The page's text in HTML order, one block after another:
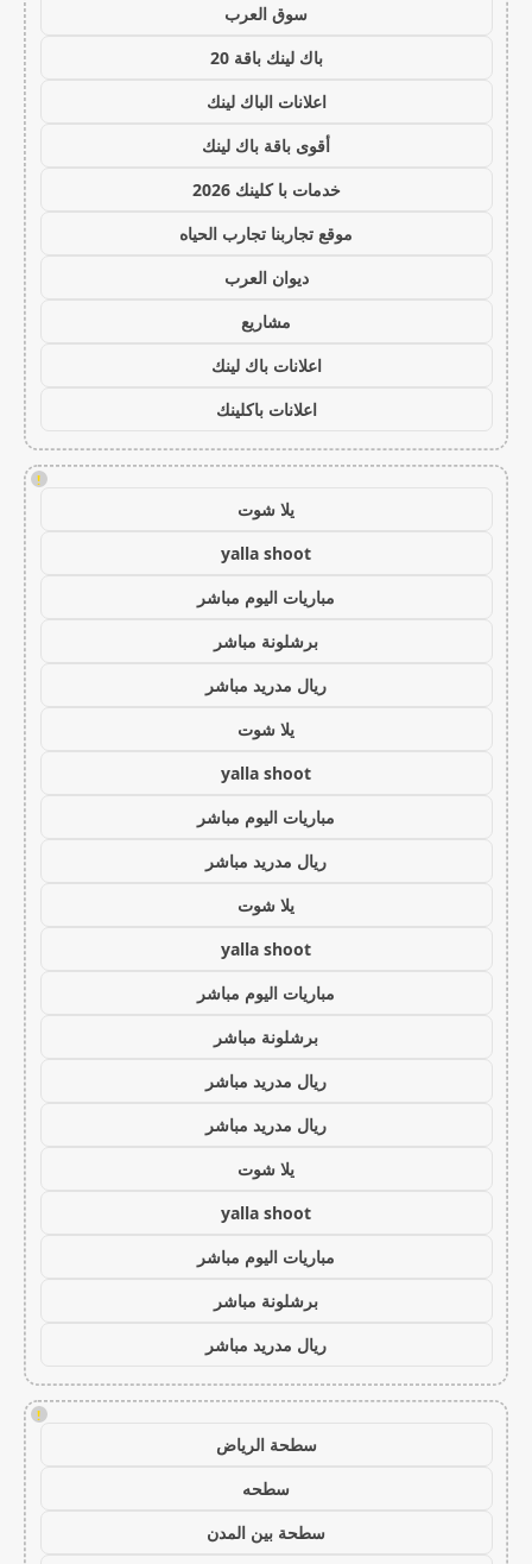
سوق العرب
باك لينك باقة 20
اعلانات الباك لينك
أقوى باقة باك لينك
خدمات با كلينك 2026
موقع تجاربنا تجارب الحياه
ديوان العرب
مشاريع
اعلانات باك لينك
اعلانات باكلينك
!
يلا شوت
yalla shoot
مباريات اليوم مباشر
برشلونة مباشر
ريال مدريد مباشر
يلا شوت
yalla shoot
مباريات اليوم مباشر
ريال مدريد مباشر
يلا شوت
yalla shoot
مباريات اليوم مباشر
برشلونة مباشر
ريال مدريد مباشر
ريال مدريد مباشر
يلا شوت
yalla shoot
مباريات اليوم مباشر
برشلونة مباشر
ريال مدريد مباشر
!
سطحة الرياض
سطحه
سطحة بين المدن